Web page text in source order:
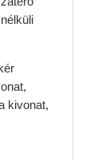
kivonat,